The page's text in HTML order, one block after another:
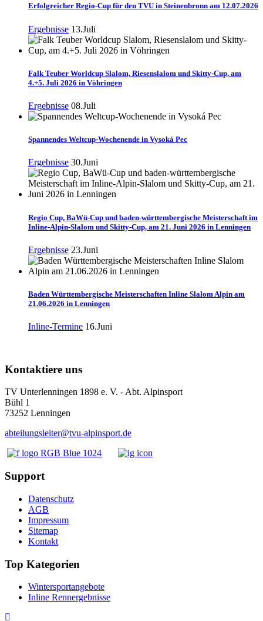
Erfolgreicher Regio-Cup für den TVU in Steinenbronn am 12.07.2026
Ergebnisse 13.Juli
Falk Teuber Worldcup Slalom, Riesenslalom und Skitty-Cup, am
4.+5. Juli 2026 in Vöhringen
Ergebnisse 08.Juli
Spannendes Weltcup-Wochenende in Vysoká Pec
Ergebnisse 30.Juni
Regio Cup, BaWü-Cup und baden-württembergische Meisterschaft im
Inline-Alpin-Slalom und Skitty-Cup, am 21. Juni 2026 in Lenningen
Ergebnisse 23.Juni
Baden Württembergische Meisterschaften Inline Slalom Alpin am
21.06.2026 in Lenningen
Inline-Termine 16.Juni
Kontaktiere uns
TV Unterlenningen 1898 e. V. - Abt. Alpinsport
Bühl 1
73252 Lenningen
abteilungsleiter@tvu-alpinsport.de
Support
Datenschutz
AGB
Impressum
Sitemap
Kontakt
Top Kategorien
Wintersportangebote
Inline Rennergebnisse